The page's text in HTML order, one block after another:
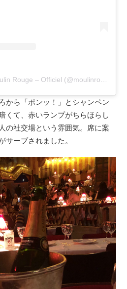
A post shared by Le Moulin Rouge – Officiel (@moulinrougeofficiel)
から「ポンッ！」とシャンペン
くて、赤いランプがちらほらし
の社交場という雰囲気。席に案
サーブされました。